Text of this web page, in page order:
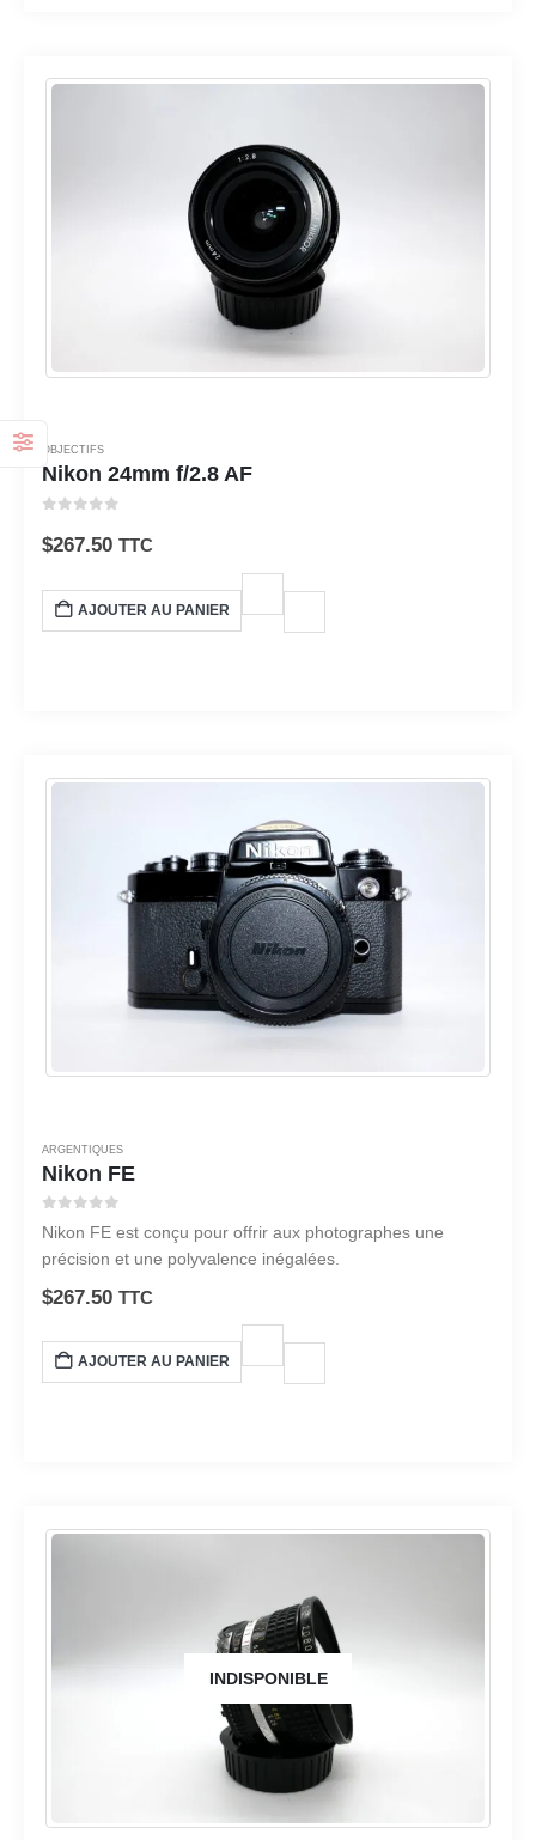
OBJECTIFS
Nikon 24mm f/2.8 AF
$267.50 TTC
AJOUTER AU PANIER
ARGENTIQUES
Nikon FE
Nikon FE est conçu pour offrir aux photographes une
précision et une polyvalence inégalées.
$267.50 TTC
AJOUTER AU PANIER
INDISPONIBLE